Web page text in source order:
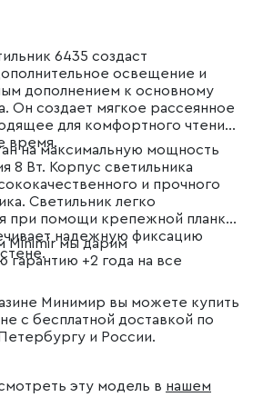
6435 создаст
освещение и
дополнением к основному
Он создает мягкое рассеянное
для комфортного чтения
время.
на максимальную мощность
8 Вт. Корпус светильника
и прочного
Светильник легко
при помощи крепежной планки,
надежную фиксацию
Minimir мы дарим
гарантию +2 года на все
Минимир вы можете купить
с бесплатной доставкой по
и России.
эту модель в нашем